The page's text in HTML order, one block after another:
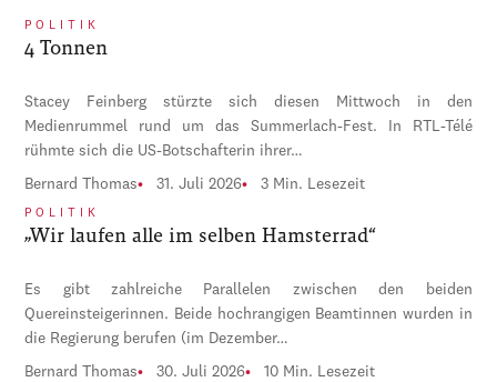
POLITIK
4 Tonnen
Stacey Feinberg stürzte sich diesen Mittwoch in den
Medienrummel rund um das Summerlach-Fest. In RTL-Télé
rühmte sich die US-Botschafterin ihrer…
Bernard Thomas 31. Juli 2026 3 Min. Lesezeit
POLITIK
„Wir laufen alle im selben Hamsterrad“
Es gibt zahlreiche Parallelen zwischen den beiden
Quereinsteigerinnen. Beide hochrangigen Beamtinnen wurden in
die Regierung berufen (im Dezember…
Bernard Thomas 30. Juli 2026 10 Min. Lesezeit